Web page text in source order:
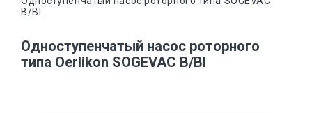
основному
навигации
B/BI
Одноступенчатый насос роторного
типа Oerlikon SOGEVAC B/BI